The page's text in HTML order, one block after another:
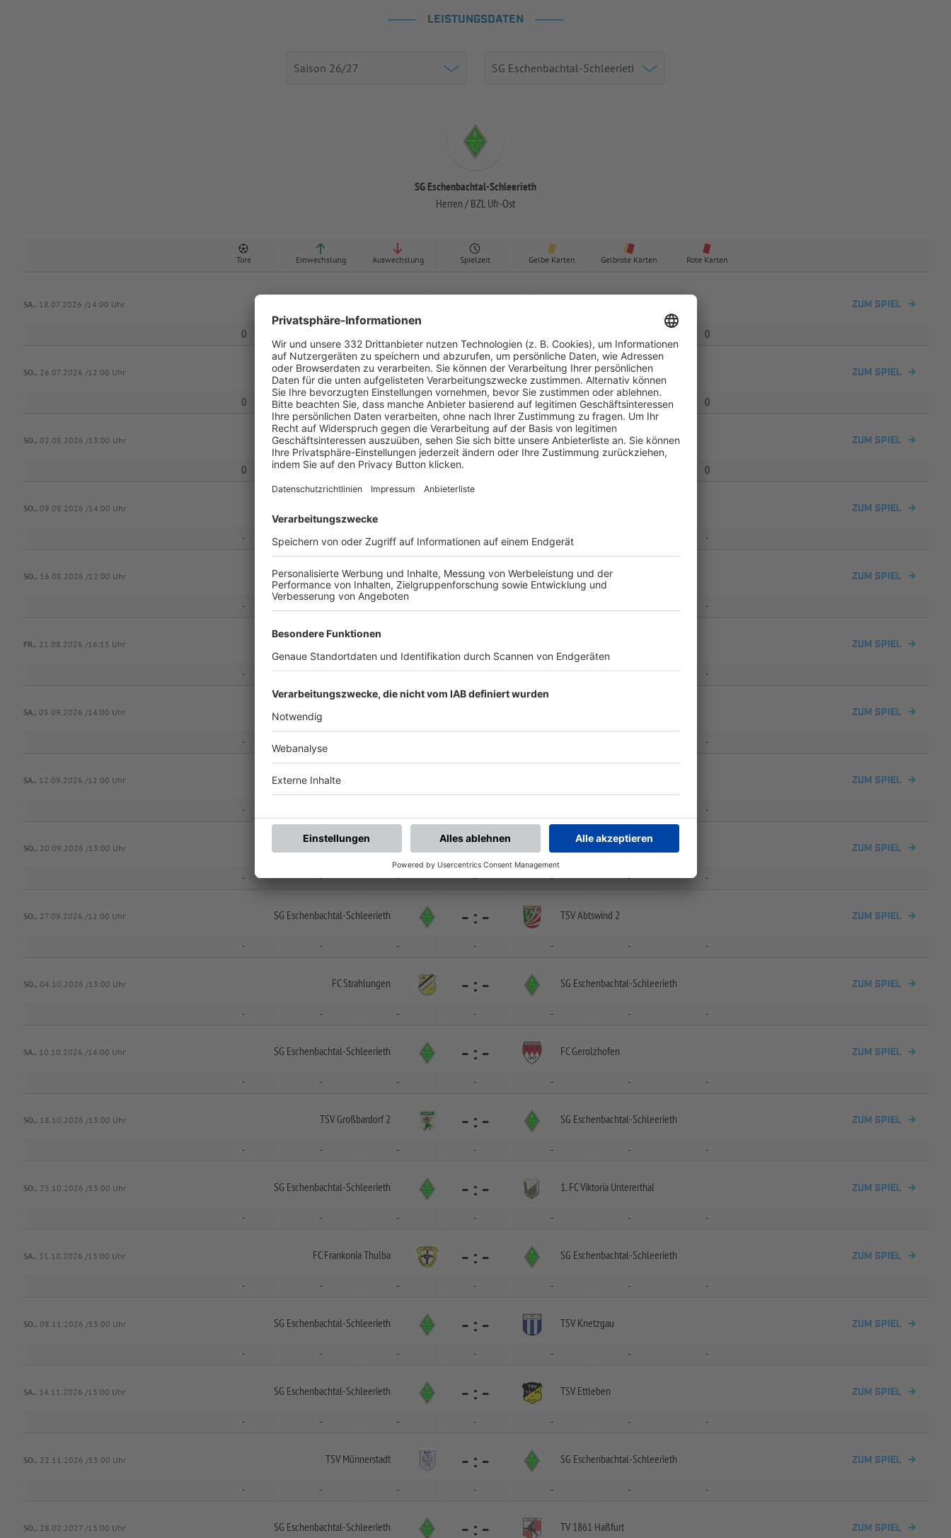
LEISTUNGSDATEN
SG Eschenbachtal-Schleerieth
Herren / BZL Ufr-Ost
Tore Einwechslung Auswechslung Spielzeit Gelbe Karten Gelbrote Karten Rote Karten
SA.. 18.07.2026 /14:00 Uhr ZUM SPIEL
0 0
SO.. 26.07.2026 /12:00 Uhr SG Eschenbachtal-Schleerieth :
(  :  )
TSV Münnerstadt ZUM SPIEL
0 67 0 24 0 0 0
SO.. 02.08.2026 /13:00 Uhr TV 1861 Haßfurt  :
( : )
SG Eschenbachtal-Schleerieth ZUM SPIEL
0 40 0 0
SO.. 09.08.2026 /14:00 Uhr ZUM SPIEL
- - - - - -
SO.. 16.08.2026 /12:00 Uhr SG Eschenbachtal-Schleerieth -:- TSV 1906 Gochsheim ZUM SPIEL
- -
FR.. 21.08.2026 /16:15 Uhr - - ZUM SPIEL
- - - - - - -
SA.. 05.09.2026 /14:00 Uhr ZUM SPIEL
- -
SA.. 12.09.2026 /12:00 Uhr SG Eschenbachtal- ZUM SPIEL
- -
SO.. 20.09.2026 /13:00 Uhr DJK Oberschwarzach -:- SG Eschenbachtal- Schleerieth ZUM SPIEL
- - - - - - -
SO.. 27.09.2026 /12:00 Uhr SG Eschenbachtal-Schleerieth - : - TSV Abtswind 2 ZUM SPIEL
- - - - - - -
SO.. 04.10.2026 /13:00 Uhr FC Strahlungen - : - SG Eschenbachtal-Schleerieth ZUM SPIEL
- - - - - - -
SA.. 10.10.2026 /14:00 Uhr SG Eschenbachtal-Schleerieth - : - FC Gerolzhofen ZUM SPIEL
- - - - - - -
SO.. 18.10.2026 /13:00 Uhr TSV Großbardorf 2 - : - SG Eschenbachtal-Schleerieth ZUM SPIEL
- - - - - - -
SO.. 25.10.2026 /13:00 Uhr SG Eschenbachtal-Schleerieth - : - 1. FC Viktoria Untererthal ZUM SPIEL
- - - - - - -
SA.. 31.10.2026 /13:00 Uhr FC Frankonia Thulba - : - SG Eschenbachtal-Schleerieth ZUM SPIEL
- - - - - - -
SO.. 08.11.2026 /13:00 Uhr SG Eschenbachtal-Schleerieth - : - TSV Knetzgau ZUM SPIEL
- - - - - - -
SA.. 14.11.2026 /13:00 Uhr SG Eschenbachtal-Schleerieth - : - TSV Ettleben ZUM SPIEL
- - - - - - -
SO.. 22.11.2026 /13:00 Uhr TSV Münnerstadt - : - SG Eschenbachtal-Schleerieth ZUM SPIEL
- - - - - - -
SO.. 28.02.2027 /13:00 Uhr SG Eschenbachtal-Schleerieth - : - TV 1861 Haßfurt ZUM SPIEL